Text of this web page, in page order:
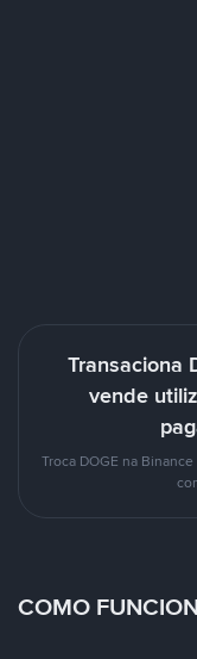
Transaciona
vende
Troca DOGE na
COMO